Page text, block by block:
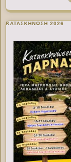
ΚΑΤΑΣΚΗΝΩΣΗ 2026